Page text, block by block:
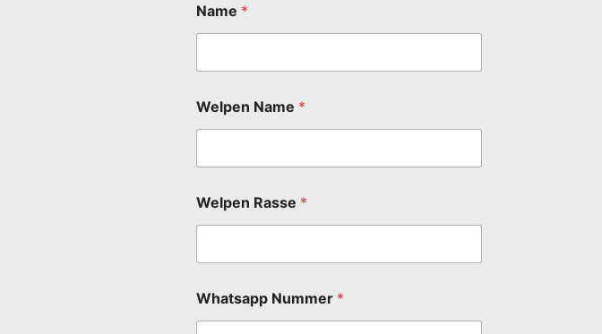
Name *
Welpen Name *
Welpen Rasse *
Whatsapp Nummer *